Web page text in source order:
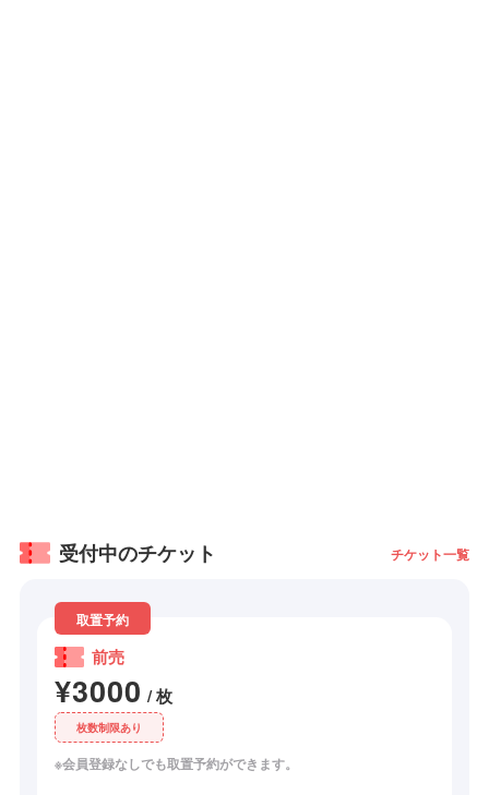
受付中のチケット チケット一覧
取置予約
前売
¥3000 / 枚
枚数制限あり
※会員登録なしでも取置予約ができます。